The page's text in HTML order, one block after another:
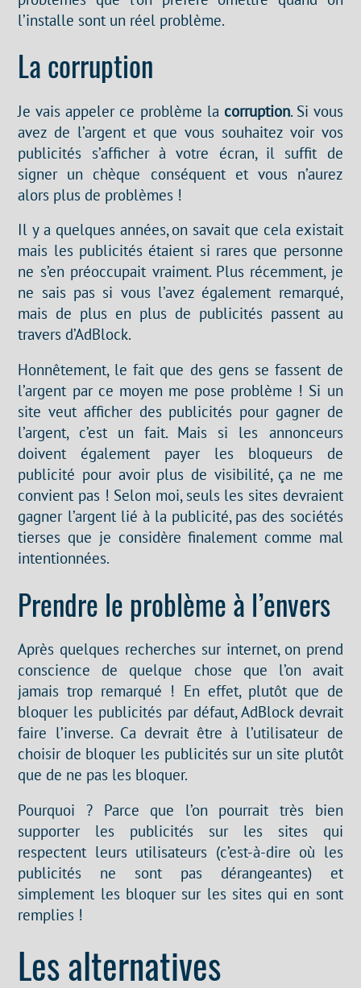
l’installe sont un réel problème.
La corruption
Je vais appeler ce problème la corruption. Si vous
avez de l’argent et que vous souhaitez voir vos
publicités s’afficher à votre écran, il suffit de
signer un chèque conséquent et vous n’aurez
alors plus de problèmes !
Il y a quelques années, on savait que cela existait
mais les publicités étaient si rares que personne
ne s’en préoccupait vraiment. Plus récemment, je
ne sais pas si vous l’avez également remarqué,
mais de plus en plus de publicités passent au
travers d’AdBlock.
Honnêtement, le fait que des gens se fassent de
l’argent par ce moyen me pose problème ! Si un
site veut afficher des publicités pour gagner de
l’argent, c’est un fait. Mais si les annonceurs
doivent également payer les bloqueurs de
publicité pour avoir plus de visibilité, ça ne me
convient pas ! Selon moi, seuls les sites devraient
gagner l’argent lié à la publicité, pas des sociétés
tierses que je considère finalement comme mal
intentionnées.
Prendre le problème à l’envers
Après quelques recherches sur internet, on prend
conscience de quelque chose que l’on avait
jamais trop remarqué ! En effet, plutôt que de
bloquer les publicités par défaut, AdBlock devrait
faire l’inverse. Ca devrait être à l’utilisateur de
choisir de bloquer les publicités sur un site plutôt
que de ne pas les bloquer.
Pourquoi ? Parce que l’on pourrait très bien
supporter les publicités sur les sites qui
respectent leurs utilisateurs (c’est-à-dire où les
publicités ne sont pas dérangeantes) et
simplement les bloquer sur les sites qui en sont
remplies !
Les alternatives